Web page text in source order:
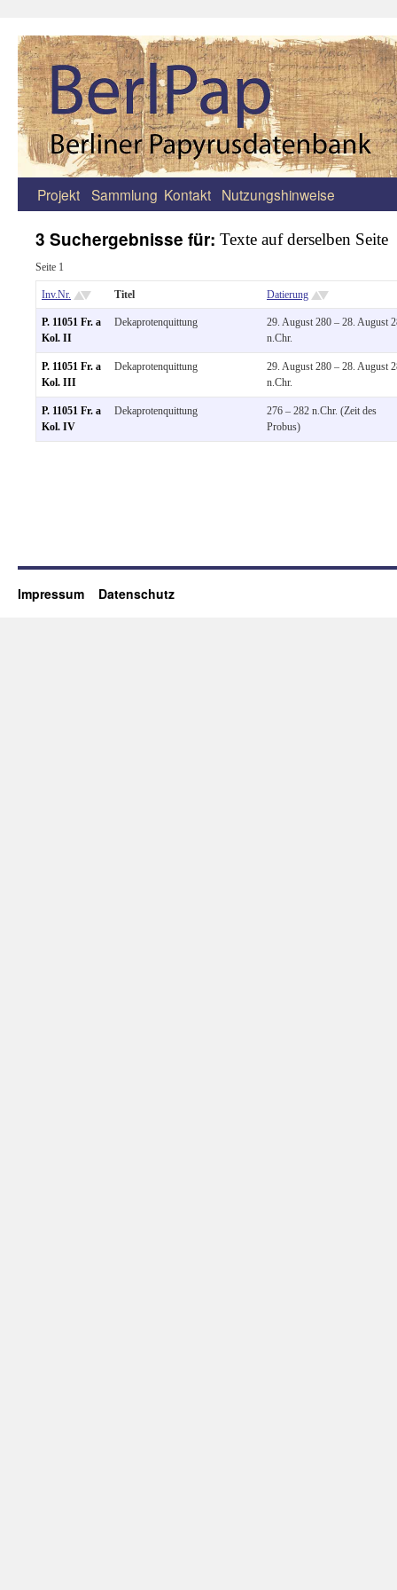
Zum
springen
Projekt Sammlung Kontakt Nutzungshinweise
3 Suchergebnisse für: Texte auf derselben Seite
Seite 1
Inv.Nr. Titel Datierung
P. 11051 Fr. a
Kol. II
Dekaprotenquittung
29. August 280 – 28. August
n.Chr.
P. 11051 Fr. a
Kol. III
Dekaprotenquittung
29. August 280 – 28. August
n.Chr.
P. 11051 Fr. a
Kol. IV
Dekaprotenquittung
276 – 282 n.Chr. (Zeit des
Probus)
Impressum Datenschutz